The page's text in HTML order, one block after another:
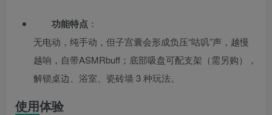
功能特点 ：
无电动，纯手动，但子宫囊会形成负压“咕叽”声，越慢
越响，自带ASMRbuff；底部吸盘可配支架（需另购），
解锁桌边、浴室、瓷砖墙 3 种玩法。
使用体验